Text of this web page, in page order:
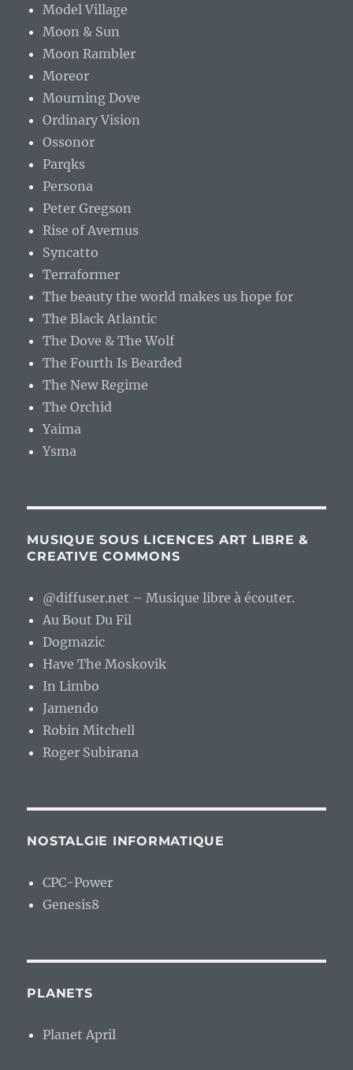
Model Village
Moon & Sun
Moon Rambler
Moreor
Mourning Dove
Ordinary Vision
Ossonor
Parqks
Persona
Peter Gregson
Rise of Avernus
Syncatto
Terraformer
The beauty the world makes us hope for
The Black Atlantic
The Dove & The Wolf
The Fourth Is Bearded
The New Regime
The Orchid
Yaima
Ysma
MUSIQUE SOUS LICENCES ART LIBRE &
CREATIVE COMMONS
@diffuser.net – Musique libre à écouter.
Au Bout Du Fil
Dogmazic
Have The Moskovik
In Limbo
Jamendo
Robin Mitchell
Roger Subirana
NOSTALGIE INFORMATIQUE
CPC-Power
Genesis8
PLANETS
Planet April